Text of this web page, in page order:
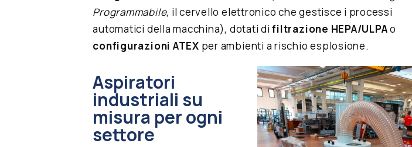
Programmabile, il cervello elettronico che gestisce i processi
automatici della macchina), dotati difiltrazione HEPA/ULPAo
configurazioni ATEX per ambienti a rischio esplosione.
Aspiratori
industriali su
misura per ogni
settore